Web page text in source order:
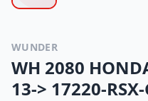
WUNDER
WH 2080
13-> 17220-